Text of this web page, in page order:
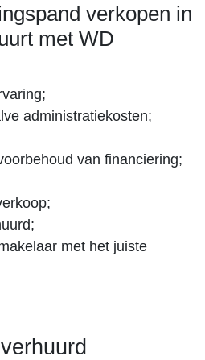
verkopen in
met WD
administratiekosten;
van financiering;
met het juiste